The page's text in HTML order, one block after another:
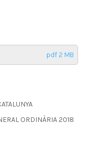
pdf 2 MB
ORDINÀRIA 2018